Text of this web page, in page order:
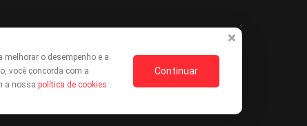
o desempenho e a
você concorda com a
a nossa política de cookies .
Continuar